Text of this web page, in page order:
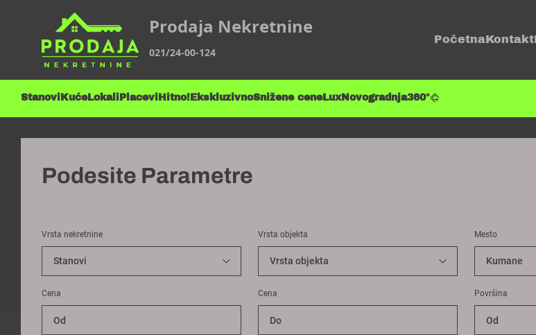
Prodaja Nekretnine
021/24-00-124
Početna Kontakt
Stanovi KućeLokali Placevi Hitno! EkskluzivnoSnižene ceneLuxNovogradnja360°
Podesite Parametre
Vrsta nekretnine Vrsta objekta Mesto
Cena Cena Površina